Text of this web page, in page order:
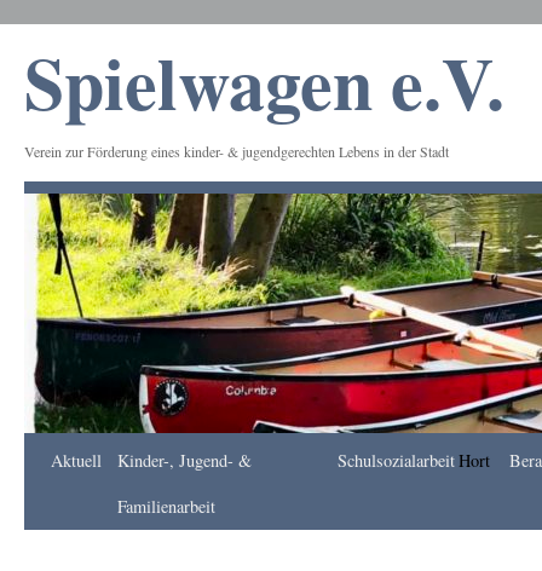
Spielwagen e.V.
Verein zur Förderung eines kinder- & jugendgerechten Lebens in der Stadt
Apotheke
Aktuell
Kinder-, Jugend- &
Familienarbeit
SchulsozialarbeitHort